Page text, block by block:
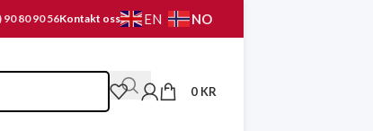
90 80 90 56Kontakt oss EN NO
0 KR